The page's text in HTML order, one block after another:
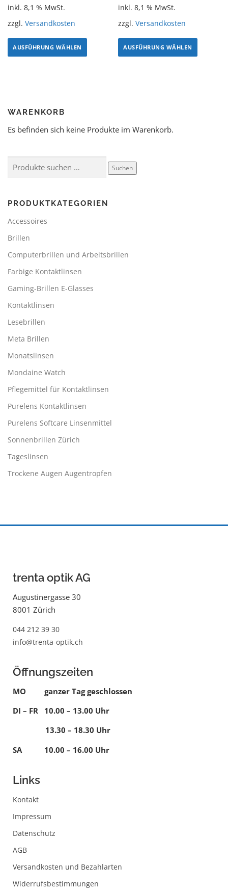
inkl. 8,1 % MwSt.
zzgl. Versandkosten
AUSFÜHRUNG WÄHLEN
inkl. 8,1 % MwSt.
zzgl.Versandkosten
AUSFÜHRUNG WÄHLEN
WARENKORB
Es befinden sich keine Produkte im Warenkorb.
Suchen
PRODUKTKATEGORIEN
Accessoires
Brillen
Computerbrillen und Arbeitsbrillen
Farbige Kontaktlinsen
Gaming-Brillen E-Glasses
Kontaktlinsen
Lesebrillen
Meta Brillen
Monatslinsen
Mondaine Watch
Pflegemittel für Kontaktlinsen
Purelens Kontaktlinsen
Purelens Softcare Linsenmittel
Sonnenbrillen Zürich
Tageslinsen
Trockene Augen Augentropfen
trenta optik AG
Augustinergasse 30
8001 Zürich
044 212 39 30
info@trenta-optik.ch
Öffnungszeiten
MO ganzer Tag geschlossen
DI – FR 10.00 – 13.00 Uhr
13.30 – 18.30 Uhr
SA 10.00 – 16.00 Uhr
Links
Kontakt
Impressum
Datenschutz
AGB
Versandkosten und Bezahlarten
Widerrufsbestimmungen